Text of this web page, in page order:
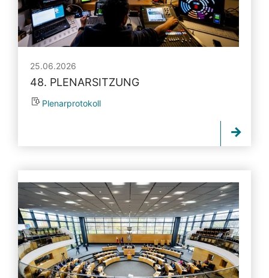
25.06.2026
48. PLENARSITZUNG
Plenarprotokoll